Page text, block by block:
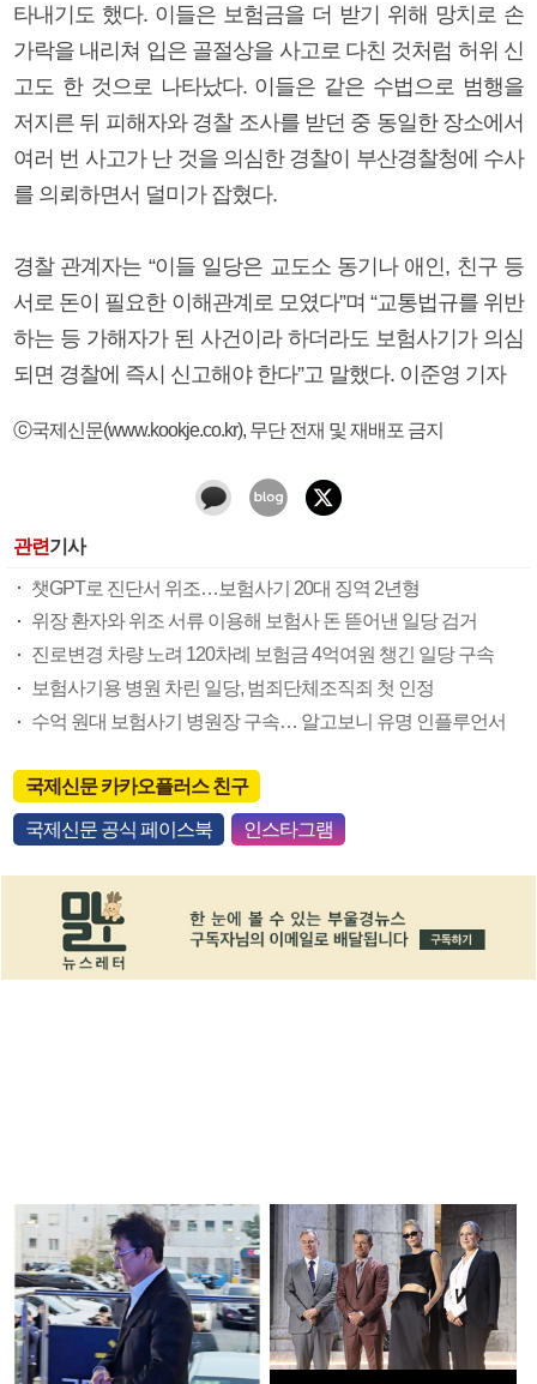
타내기도 했다. 이들은 보험금을 더 받기 위해 망치로 손
가락을 내리쳐 입은 골절상을 사고로 다친 것처럼 허위 신
고도 한 것으로 나타났다. 이들은 같은 수법으로 범행을
저지른 뒤 피해자와 경찰 조사를 받던 중 동일한 장소에서
여러 번 사고가 난 것을 의심한 경찰이 부산경찰청에 수사
를 의뢰하면서 덜미가 잡혔다.
경찰 관계자는 “이들 일당은 교도소 동기나 애인, 친구 등
서로 돈이 필요한 이해관계로 모였다”며 “교통법규를 위반
하는 등 가해자가 된 사건이라 하더라도 보험사기가 의심
되면 경찰에 즉시 신고해야 한다”고 말했다. 이준영 기자
ⓒ국제신문(www.kookje.co.kr), 무단 전재 및 재배포 금지
관련기사
챗GPT로 진단서 위조…보험사기 20대 징역 2년형
위장 환자와 위조 서류 이용해 보험사 돈 뜯어낸 일당 검거
진로변경 차량 노려 120차례 보험금 4억여원 챙긴 일당 구속
보험사기용 병원 차린 일당, 범죄단체조직죄 첫 인정
수억 원대 보험사기 병원장 구속… 알고보니 유명 인플루언서
국제신문 카카오플러스 친구
국제신문 공식 페이스북 인스타그램